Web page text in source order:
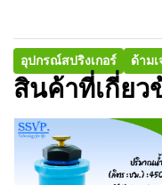
อุปกรณ์สปริงเกอร์ ด้าม
สินค้าที่เกี่ยว